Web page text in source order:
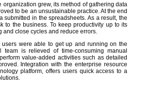
grew, its method of gathering data
to be an unsustainable practice. At the end
in the spreadsheets. As a result, the
to the business. To keep productivity up to its
and close cycles and reduce errors.
were able to get up and running on the
team is relieved of time-consuming manual
value-added activities such as detailed
Integration with the enterprise resource
platform, offers users quick access to a